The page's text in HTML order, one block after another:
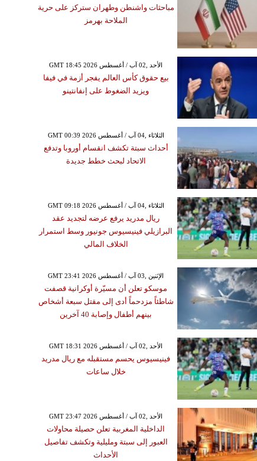
الثلاثاء ,04 آب / أغسطس GMT 16:46
2026
الجيولوجيا يؤكدون
وضع مصر الزلزالي
هزة خليج السويس
مباحثات واشنطن وطهران ستركز على حرية
الملاحة بهرمز
GMT 18:45 2026 الأحد ,02 آب / أغسطس
بيع حقوق كأس العالم يفجر أزمة في فيفا
ويزيد الضغوط على إنفانتينو
GMT 00:39 2026 الثلاثاء ,04 آب / أغسطس
أحداث سبتة تكشف انقسام أوروبا وتدفع
الاتحاد لبحث خطط جديدة
GMT 09:18 2026 الثلاثاء ,04 آب / أغسطس
ريال مدريد يرفع عرضه لتجديد عقد
البرازيلي فينيسيوس جونيور وسط استمرار
الخلاف المالي
GMT 23:41 2026 الإثنين ,03 آب / أغسطس
موسكو تعلن أن مسيّرة أوكرانية قصفت
شاطئاً مزدحماً أدى إلى مقتل سبعة أشخاص
بينهم أطفال وإصابة 40 آخرين
GMT 18:31 2026 الأحد ,02 آب / أغسطس
فينيسيوس يحسم مستقبله مع ريال مدريد
خلال ساعات
GMT 23:47 2026 الأحد ,02 آب / أغسطس
الداخلية المغربية تعلن حصيلة محاولات
العبور إلى سبتة ومليلية وتكشف تفاصيل
الأحداث